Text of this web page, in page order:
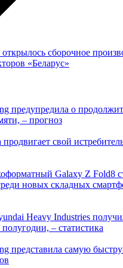
сборочное
«Беларус»
предупредила о
– прогноз
свой
Galaxy Z Fold8
новых складных
Heavy Industries
– статистика
представила самую